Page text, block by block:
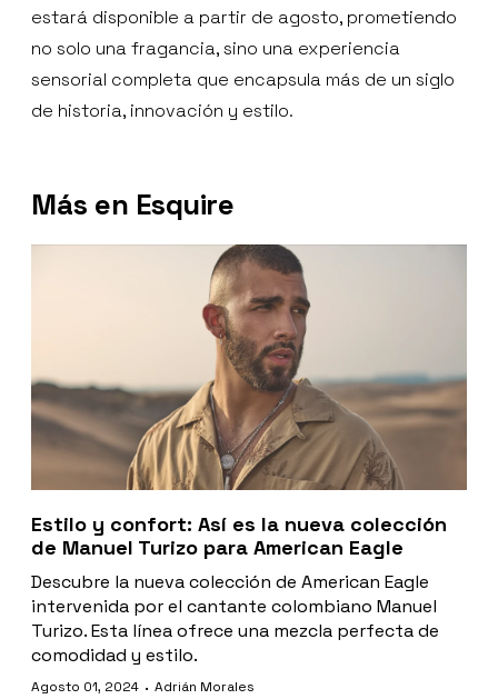
estará disponible a partir de agosto, prometiendo
no solo una fragancia, sino una experiencia
sensorial completa que encapsula más de un siglo
de historia, innovación y estilo.
Más en Esquire
Estilo y confort: Así es la nueva colección
de Manuel Turizo para American Eagle
Descubre la nueva colección de American Eagle
intervenida por el cantante colombiano Manuel
Turizo. Esta línea ofrece una mezcla perfecta de
comodidad y estilo.
Agosto 01, 2024 · Adrián Morales